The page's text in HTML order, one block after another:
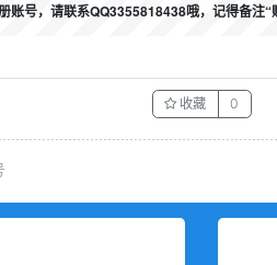
账号，请联系QQ3355818438哦，记得备注“
收藏 0